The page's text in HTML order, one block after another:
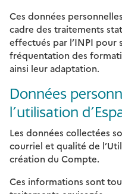
Ces données
cadre des traitements
effectués par l’INPI pour
fréquentation des
ainsi leur adaptation.
Données
l’utilisation
Les données collectées
courriel et qualité de
création du Compte.
Ces informations sont